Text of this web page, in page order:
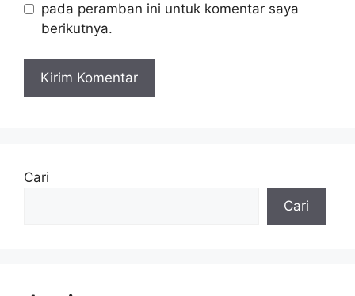
pada peramban ini untuk komentar saya
berikutnya.
Cari
Cari